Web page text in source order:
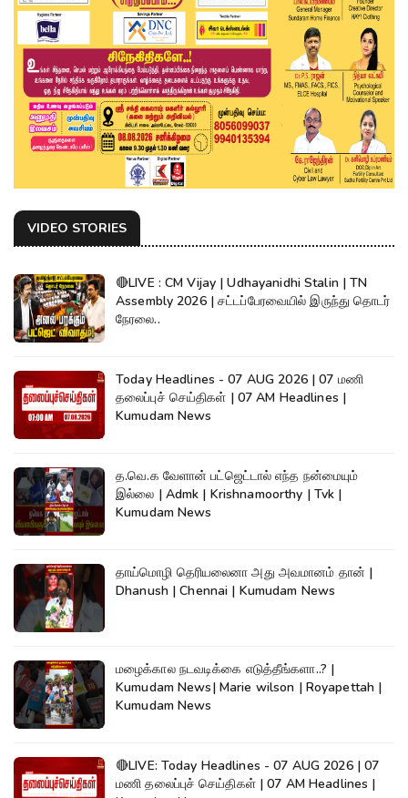
VIDEO STORIES
🔴LIVE : CM Vijay | Udhayanidhi Stalin | TN
Assembly 2026 | சட்டப்பேரவையில் இருந்து தொடர்
நேரலை..
Today Headlines - 07 AUG 2026 | 07 மணி
தலைப்புச் செய்திகள் | 07 AM Headlines |
Kumudam News
த.வெ.க வேளான் பட்ஜெட்டால் எந்த நன்மையும்
இல்லை | Admk | Krishnamoorthy | Tvk |
Kumudam News
தாய்மொழி தெரியலைனா அது அவமானம் தான் |
Dhanush | Chennai | Kumudam News
மழைக்கால நடவடிக்கை எடுத்தீங்களா..? |
Kumudam News| Marie wilson | Royapettah |
Kumudam News
🔴LIVE: Today Headlines - 07 AUG 2026 | 07
மணி தலைப்புச் செய்திகள் | 07 AM Headlines |